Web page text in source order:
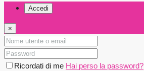
Accedi
×
Ricordati di me Hai perso la password?